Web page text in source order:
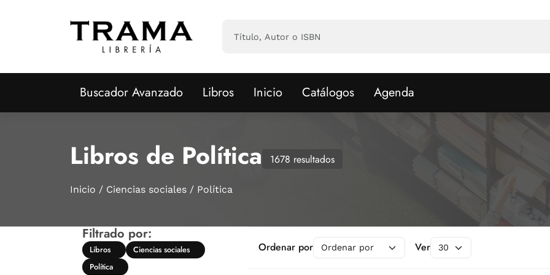
Buscador Avanzado Libros Inicio Catálogos Agenda
Libros de Política 1678 resultados
Inicio Ciencias sociales Política
Filtrado por:
Libros
Ciencias sociales
Política
Ordenar por Ver